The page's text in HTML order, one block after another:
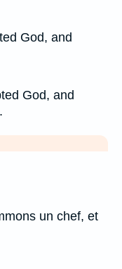
God, and
God, and
un chef, et